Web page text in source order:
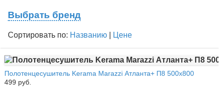
Выбрать бренд
Сортировать по: Названию Цене
Полотенцесушитель Kerama Marazzi Атланта+ П8 500x800
499 руб.